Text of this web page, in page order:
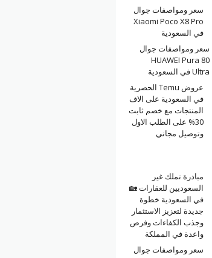
سعر ومواصفات جوال
Xiaomi Poco X8 Pro
في السعودية
سعر ومواصفات جوال
HUAWEI Pura 80
Ultra في السعودية
عروض Temu الحصرية
في السعودية على الاف
المنتجات مع خصم ثابت
30% على الطلب الاول
وتوصيل مجاني
مبادرة تملك غير
السعوديين للعقارات 🏡
في السعودية خطوة
جديدة لتعزيز الاستثمار
وجذب الكفاءات وفرص
واعدة في المملكة
سعر ومواصفات جوال